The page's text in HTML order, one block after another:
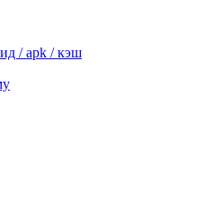
/ apk / кэш